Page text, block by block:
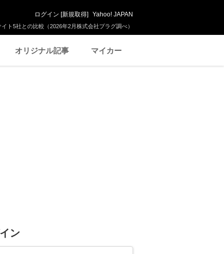
ト5社との比較（2026年2月株式会社プラグ調べ）
ログイン [新規取得] Yahoo! JAPAN
オリジナル記事 マイカー
ン